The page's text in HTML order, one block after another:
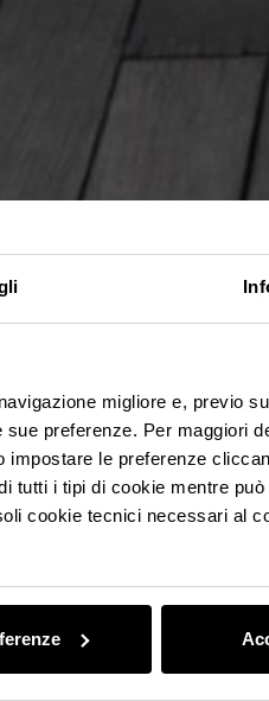
migliore e, previo
preferenze. Per maggiori
le preferenze
tutti i tipi di cookie mentre
cookie tecnici necessari al
MEDIA GALLERY